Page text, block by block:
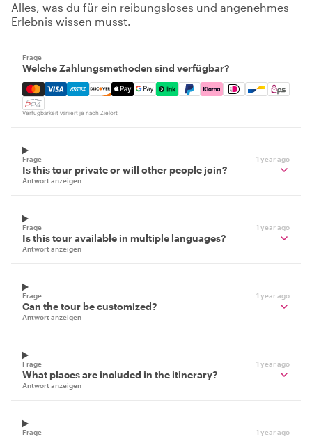
Alles, was du für ein reibungsloses und angenehmes
Erlebnis wissen musst.
Frage
Welche Zahlungsmethoden sind verfügbar?
Mastercard, Visa, Amex, Discover, Apple Pay, Google
Verfügbarkeit variiert je nach Zielort
Frage 1 year ago
Is this tour private or will other people join?
Antwort anzeigen
Frage 1 year ago
Is this tour available in multiple languages?
Antwort anzeigen
Frage 1 year ago
Can the tour be customized?
Antwort anzeigen
Frage 1 year ago
What places are included in the itinerary?
Antwort anzeigen
Frage 1 year ago